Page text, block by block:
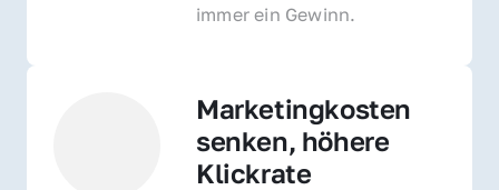
immer ein Gewinn.
Marketingkosten
senken, höhere
Klickrate